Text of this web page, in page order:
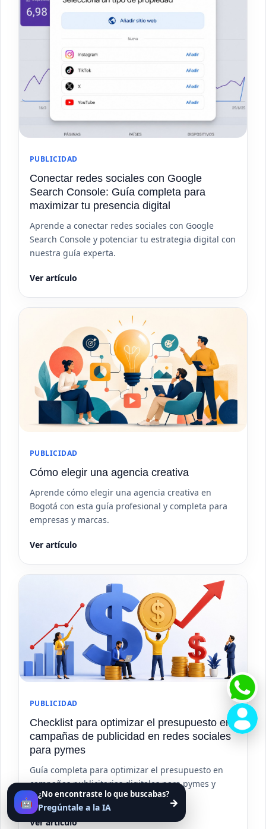
🤖
¿No encontraste lo que buscabas?
Pregúntale a la IA →
PUBLICIDAD
Conectar redes sociales con Google
Search Console: Guía completa para
maximizar tu presencia digital
Aprende a conectar redes sociales con Google
Search Console y potenciar tu estrategia digital con
nuestra guía experta.
Ver artículo
PUBLICIDAD
Cómo elegir una agencia creativa
Aprende cómo elegir una agencia creativa en
Bogotá con esta guía profesional y completa para
empresas y marcas.
Ver artículo
PUBLICIDAD
Checklist para optimizar el presupuesto en
campañas de publicidad en redes sociales
para pymes
Guía completa para optimizar el presupuesto en
campañas publicitarias digitales para pymes y
mejorar el retorno de inversión.
Ver artículo